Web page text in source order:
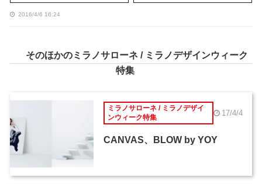
2016/4/6 16:24
そのほかのミラノサローネ / ミラノデザインウィーク
特集
ミラノサローネ / ミラノデザイ
ンウィーク特集
17/4/4
CANVAS、BLOW by YOY